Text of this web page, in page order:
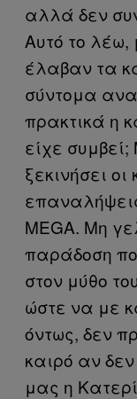
αλλά δεν
Αυτό το λέω,
έλαβαν τα
σύντομα
πρακτικά η
είχε
ξεκινήσει
MEGA. Μη
παράδοση
στον μύθο
ώστε να με
όντως, δεν
καιρό αν
μας η